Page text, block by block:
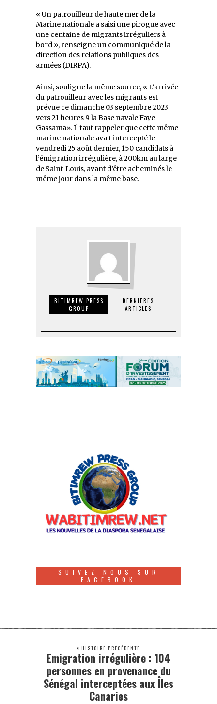
« Un patrouilleur de haute mer de la
Marine nationale a saisi une pirogue avec
une centaine de migrants irréguliers à
bord », renseigne un communiqué de la
direction des relations publiques des
armées (DIRPA).
Ainsi, souligne la même source, « L’arrivée
du patrouilleur avec les migrants est
prévue ce dimanche 03 septembre 2023
vers 21 heures 9 la Base navale Faye
Gassama». Il faut rappeler que cette même
marine nationale avait intercepté le
vendredi 25 août dernier, 150 candidats à
l’émigration irrégulière, à 200km au large
de Saint-Louis, avant d’être acheminés le
même jour dans la même base.
BITIMREW PRESS
GROUP
DERNIERES
ARTICLES
SUIVEZ NOUS SUR
FACEBOOK
HISTOIRE PRÉCÉDENTE
Emigration irrégulière : 104
personnes en provenance du
Sénégal interceptées aux Îles
Canaries